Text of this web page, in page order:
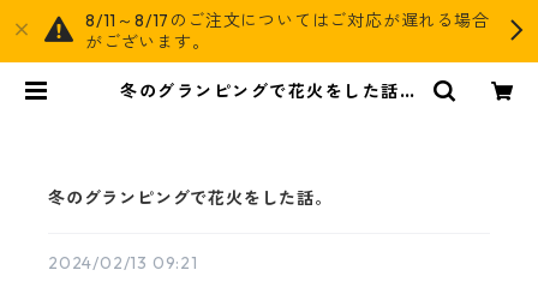
8/11～8/17のご注文についてはご対応が遅れる場合
がございます。
冬のグランピングで花火をした話。
冬のグランピングで花火をした話。
2024/02/13 09:21